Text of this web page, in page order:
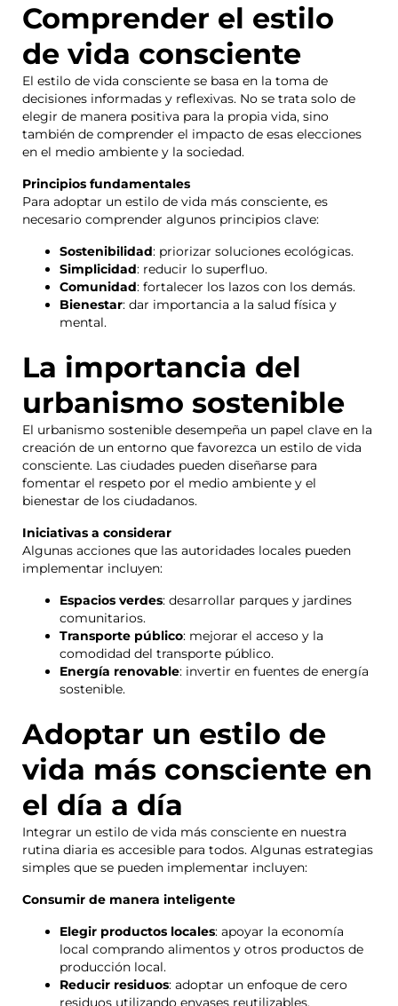
Comprender el estilo
de vida consciente
El estilo de vida consciente se basa en la toma de
decisiones informadas y reflexivas. No se trata solo de
elegir de manera positiva para la propia vida, sino
también de comprender el impacto de esas elecciones
en el medio ambiente y la sociedad.
Principios fundamentales
Para adoptar un estilo de vida más consciente, es
necesario comprender algunos principios clave:
Sostenibilidad: priorizar soluciones ecológicas.
Simplicidad: reducir lo superfluo.
Comunidad: fortalecer los lazos con los demás.
Bienestar: dar importancia a la salud física y
mental.
La importancia del
urbanismo sostenible
El urbanismo sostenible desempeña un papel clave en la
creación de un entorno que favorezca un estilo de vida
consciente. Las ciudades pueden diseñarse para
fomentar el respeto por el medio ambiente y el
bienestar de los ciudadanos.
Iniciativas a considerar
Algunas acciones que las autoridades locales pueden
implementar incluyen:
Espacios verdes: desarrollar parques y jardines
comunitarios.
Transporte público: mejorar el acceso y la
comodidad del transporte público.
Energía renovable: invertir en fuentes de energía
sostenible.
Adoptar un estilo de
vida más consciente en
el día a día
Integrar un estilo de vida más consciente en nuestra
rutina diaria es accesible para todos. Algunas estrategias
simples que se pueden implementar incluyen:
Consumir de manera inteligente
Elegir productos locales: apoyar la economía
local comprando alimentos y otros productos de
producción local.
Reducir residuos: adoptar un enfoque de cero
residuos utilizando envases reutilizables.